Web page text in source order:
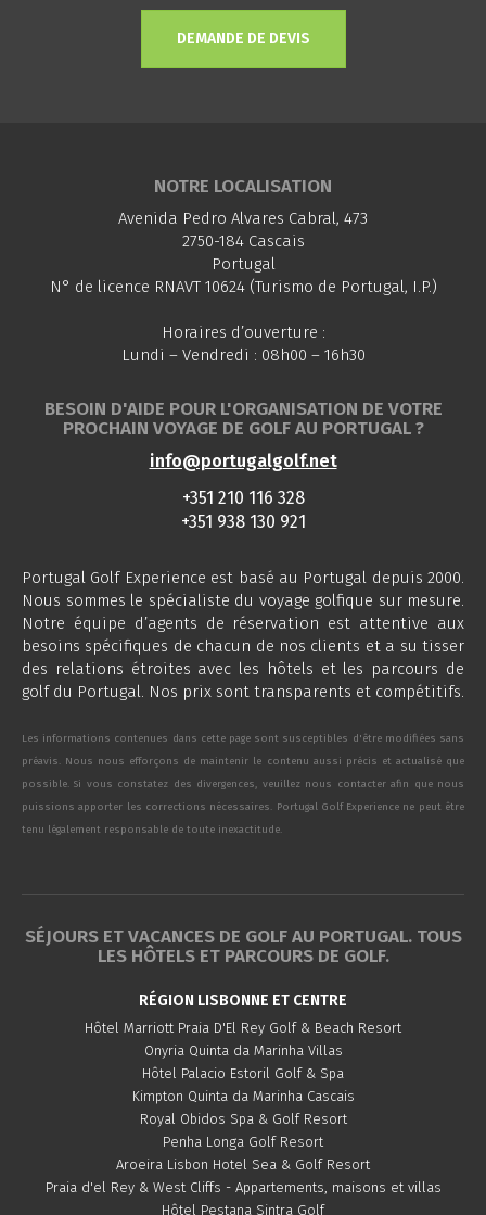
DEMANDE DE DEVIS
NOTRE LOCALISATION
Avenida Pedro Alvares Cabral, 473
2750-184 Cascais
Portugal
N° de licence RNAVT 10624 (Turismo de Portugal, I.P.)
Horaires d’ouverture :
Lundi – Vendredi : 08h00 – 16h30
BESOIN D'AIDE POUR L'ORGANISATION DE VOTRE
PROCHAIN VOYAGE DE GOLF AU PORTUGAL ?
info@portugalgolf.net
+351 210 116 328
+351 938 130 921
Portugal Golf Experience est basé au Portugal depuis 2000.
Nous sommes le spécialiste du voyage golfique sur mesure.
Notre équipe d’agents de réservation est attentive aux
besoins spécifiques de chacun de nos clients et a su tisser
des relations étroites avec les hôtels et les parcours de
golf du Portugal. Nos prix sont transparents et compétitifs.
Les informations contenues dans cette page sont susceptibles d'être modifiées sans
préavis. Nous nous efforçons de maintenir le contenu aussi précis et actualisé que
possible. Si vous constatez des divergences, veuillez nous contacter afin que nous
puissions apporter les corrections nécessaires. Portugal Golf Experience ne peut être
tenu légalement responsable de toute inexactitude.
SÉJOURS ET VACANCES DE GOLF AU PORTUGAL. TOUS
LES HÔTELS ET PARCOURS DE GOLF.
RÉGION LISBONNE ET CENTRE
Hôtel Marriott Praia D'El Rey Golf & Beach Resort
Onyria Quinta da Marinha Villas
Hôtel Palacio Estoril Golf & Spa
Kimpton Quinta da Marinha Cascais
Royal Obidos Spa & Golf Resort
Penha Longa Golf Resort
Aroeira Lisbon Hotel Sea & Golf Resort
Praia d'el Rey & West Cliffs - Appartements, maisons et villas
Hôtel Pestana Sintra Golf